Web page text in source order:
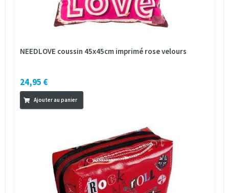
NEEDLOVE coussin 45x45cm imprimé rose velours
24,95 €
Ajouter au panier